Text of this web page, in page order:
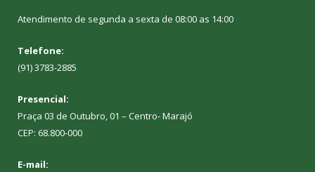
Atendimento de segunda a sexta de 08:00 as 14:00
Telefone:
(91) 3783-2885
Presencial:
Praça 03 de Outubro, 01 – Centro- Marajó
CEP: 68.800-000
E-mail: